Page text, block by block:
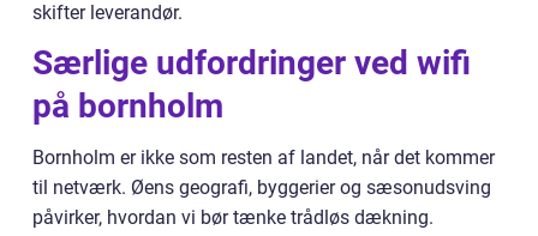
skifter leverandør.
Særlige udfordringer ved wifi
på bornholm
Bornholm er ikke som resten af landet, når det kommer
til netværk. Øens geografi, byggerier og sæsonudsving
påvirker, hvordan vi bør tænke trådløs dækning.